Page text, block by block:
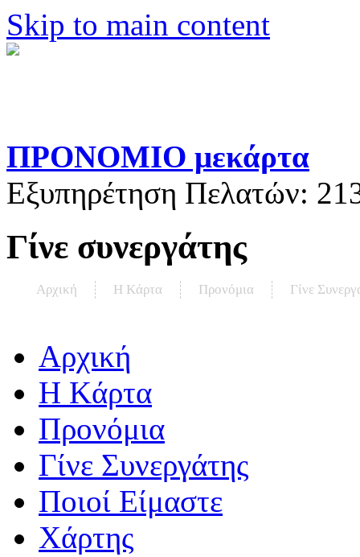
Skip to main content
ΠΡΟΝΟΜΙΟ μεκάρτα
Εξυπηρέτηση Πελατών:
Γίνε συνεργάτης
Αρχική Η Kάρτα Προνόμια Γίνε
Αρχική
Η Kάρτα
Προνόμια
Γίνε Συνεργάτης
Ποιοί Είμαστε
Χάρτης